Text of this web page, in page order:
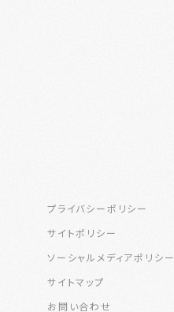
プライバシーポリシー
サイトポリシー
ソーシャルメディアポリシー
サイトマップ
お問い合わせ